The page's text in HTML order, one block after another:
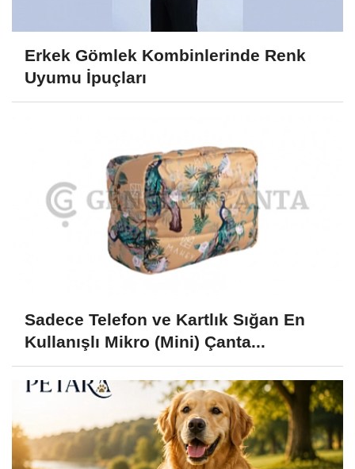
Erkek Gömlek Kombinlerinde Renk
Uyumu İpuçları
Sadece Telefon ve Kartlık Sığan En
Kullanışlı Mikro (Mini) Çanta...